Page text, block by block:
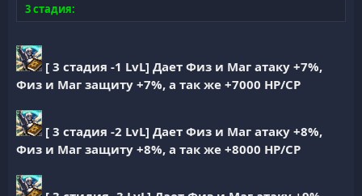
3 стадия:
[ 3 стадия -1 LvL] Дает Физ и Маг атаку +7%,
Физ и Маг защиту +7%, а так же +7000 HP/CP
[ 3 стадия -2 LvL] Дает Физ и Маг атаку +8%,
Физ и Маг защиту +8%, а так же +8000 HP/CP